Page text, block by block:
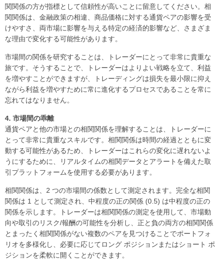
関関係の方が指標として信頼性が高いことに留意してください。相
関関係は、金融政策の相違、商品価格に対する通貨ペアの影響を受
けやすさ、両市場に影響を与える特定の経済的影響など、さまざま
な理由で変化する可能性があります。
市場間の関係を研究することは、トレーダーにとって非常に貴重な
旅です。そうすることで、トレーダーはよりよい戦略を立て、利益
を増やすことができますが、トレーディングは損失を最小限に抑え
ながら利益を増やすために常に進化するプロセスであることを常に
忘れてはなりません。
4. 市場間の乖離
通貨ペアと他の市場との相関関係を理解することは、トレーダーに
とって非常に貴重なスキルです。相関関係は時間の経過とともに変
動する可能性があるため、トレーダーはこれらの変化に遅れないよ
うにするために、リアルタイムの相関データとアラートを備えた取
引プラットフォームを使用する必要があります。
相関関係は、2 つの市場間の係数として測定されます。完全な相関
関係は 1 として測定され、中程度の正の関係 (0.5) は中程度の正の
関係を示します。トレーダーは相関関係の測定を使用して、市場動
向や取引のリスク/報酬の可能性を分析し、正と負の両方の相関関係
とまったく相関関係がない複数のペアを見つけることでポートフォ
リオを多様化し、必要に応じてロング ポジションまたはショート ポ
ジションを柔軟に開くことができます。